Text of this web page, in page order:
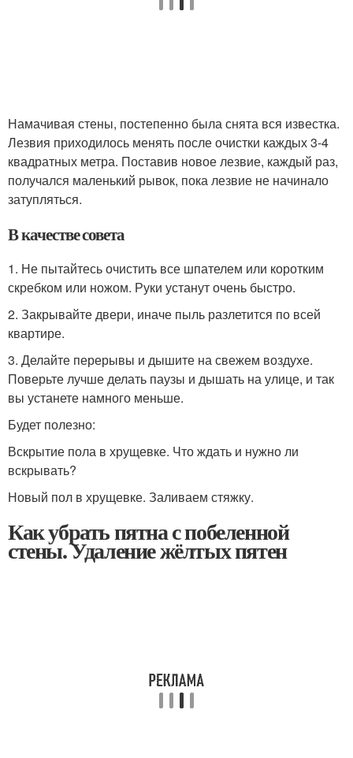
Намачивая стены, постепенно была снята вся известка.
Лезвия приходилось менять после очистки каждых 3-4
квадратных метра. Поставив новое лезвие, каждый раз,
получался маленький рывок, пока лезвие не начинало
затупляться.
В качестве совета
1. Не пытайтесь очистить все шпателем или коротким
скребком или ножом. Руки устанут очень быстро.
2. Закрывайте двери, иначе пыль разлетится по всей
квартире.
3. Делайте перерывы и дышите на свежем воздухе.
Поверьте лучше делать паузы и дышать на улице, и так
вы устанете намного меньше.
Будет полезно:
Вскрытие пола в хрущевке. Что ждать и нужно ли
вскрывать?
Новый пол в хрущевке. Заливаем стяжку.
Как убрать пятна с побеленной
стены. Удаление жёлтых пятен